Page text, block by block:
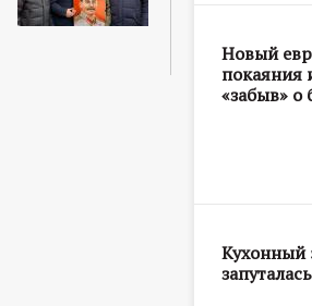
Новый
покаяния
«забыв» о
Кухонный